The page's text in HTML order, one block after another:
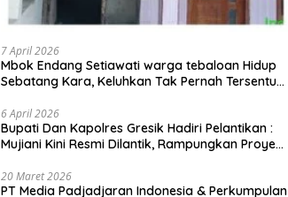
7 April 2026
Mbok Endang Setiawati warga tebaloan Hidup
Sebatang Kara, Keluhkan Tak Pernah Tersentuh
6 April 2026
​Bupati Dan Kapolres Gresik Hadiri Pelantikan :
Mujiani Kini Resmi Dilantik, Rampungkan Proyek
20 Maret 2026
PT Media Padjadjaran Indonesia & Perkumpulan